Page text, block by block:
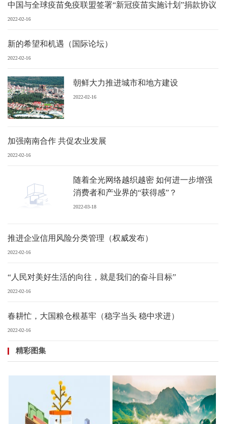
中国与全球疫苗免疫联盟签署“新冠疫苗实施计划”捐款协议
2022-02-16
新的希望和机遇（国际论坛）
2022-02-16
朝鲜大力推进城市和地方建设
2022-02-16
加强南南合作 共促农业发展
2022-02-16
随着全光网络越织越密 如何进一步增强
消费者和产业界的“获得感”？
2022-03-18
推进企业信用风险分类管理（权威发布）
2022-02-16
“人民对美好生活的向往，就是我们的奋斗目标”
2022-02-16
春耕忙，大国粮仓根基牢（稳字当头 稳中求进）
2022-02-16
精彩图集